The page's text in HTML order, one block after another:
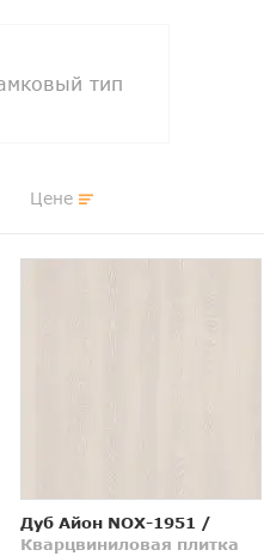
тип
Цене
Дуб Айон NOX-1951 /
Кварцвиниловая плитка